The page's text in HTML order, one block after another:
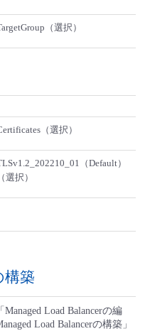
（選択）
（選択）
（Default）
（選択）
構築
Load Balancerの編
Load Balancerの構築」